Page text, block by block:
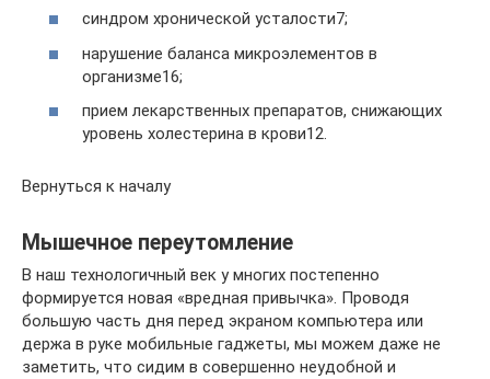
синдром хронической усталости7;
нарушение баланса микроэлементов в
организме16;
прием лекарственных препаратов, снижающих
уровень холестерина в крови12.
Вернуться к началу
Мышечное переутомление
В наш технологичный век у многих постепенно
формируется новая «вредная привычка». Проводя
большую часть дня перед экраном компьютера или
держа в руке мобильные гаджеты, мы можем даже не
заметить, что сидим в совершенно неудобной и